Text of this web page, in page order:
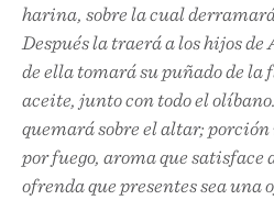
harina, sobre la cual
Después la traerá a los hijos de
de ella tomará su puñado de la
aceite, junto con todo el
quemará sobre el altar;
por fuego, aroma que satisface
ofrenda que presentes sea